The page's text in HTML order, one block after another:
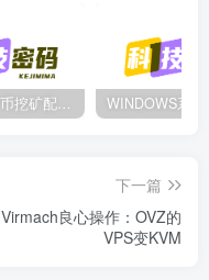
centos门罗币挖矿配置过程
下一篇
Virmach良心操作：OVZ的
VPS变KVM